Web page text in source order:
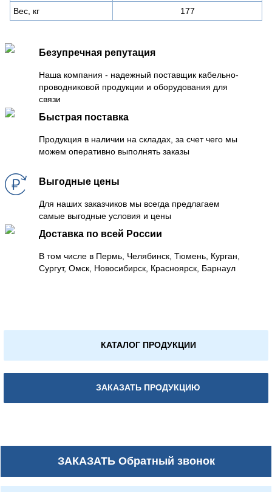
Вес, кг
177
Безупречная репутация
Наша компания - надежный поставщик кабельно-
проводниковой продукции и оборудования для
связи
Быстрая поставка
Продукция в наличии на складах, за счет чего мы
можем оперативно выполнять заказы
Выгодные цены
Для наших заказчиков мы всегда предлагаем
самые выгодные условия и цены
Доставка по всей России
В том числе в Пермь, Челябинск, Тюмень, Курган,
Сургут, Омск, Новосибирск, Красноярск, Барнаул
КАТАЛОГ ПРОДУКЦИИ
ЗАКАЗАТЬ ПРОДУКЦИЮ
ЗАКАЗАТЬОбратный звонок